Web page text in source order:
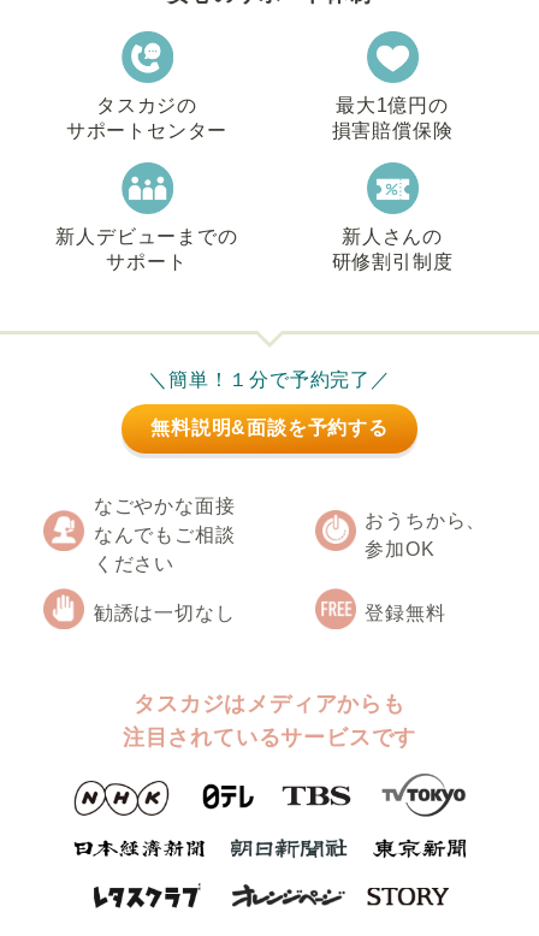
タスカジの
サポートセンター
最大1億円の
損害賠償保険
新人デビューまでの
サポート
新人さんの
研修割引制度
＼簡単！１分で予約完了／
無料説明&面談を予約する
なごやかな面接
なんでもご相談
ください
おうちから、
参加OK
勧誘は一切なし 登録無料
タスカジはメディアからも
注目されているサービスです